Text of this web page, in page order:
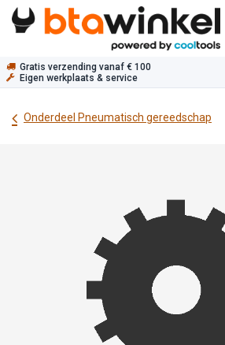
Overslaan naar inhoud
Gratis verzending vanaf € 100
Eigen werkplaats & service
Onderdeel Pneumatisch gereedschap